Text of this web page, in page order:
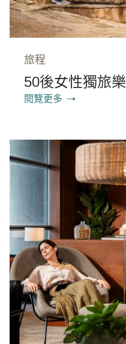
旅程
50後女性獨旅樂
閱覽更多